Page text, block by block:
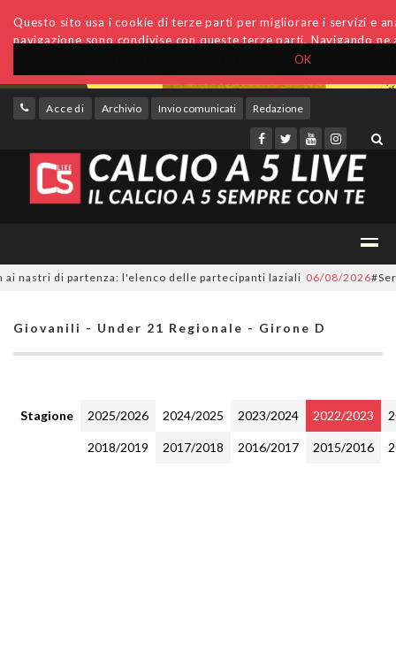
OK
Questo sito usa i cookie di terze parti per migliorare i servizi e
navigazione sono condivise con queste terze parti. Navigando
Accedi Archivio Invio comunicati Redazione
di partenza: l'elenco delle partecipanti laziali 06/08/2026
Giovanili - Under 21 Regionale - Girone D
Stagione 2025/2026 2024/2025 2023/2024 2022/2023
2018/2019 2017/2018 2016/2017 2015/2016